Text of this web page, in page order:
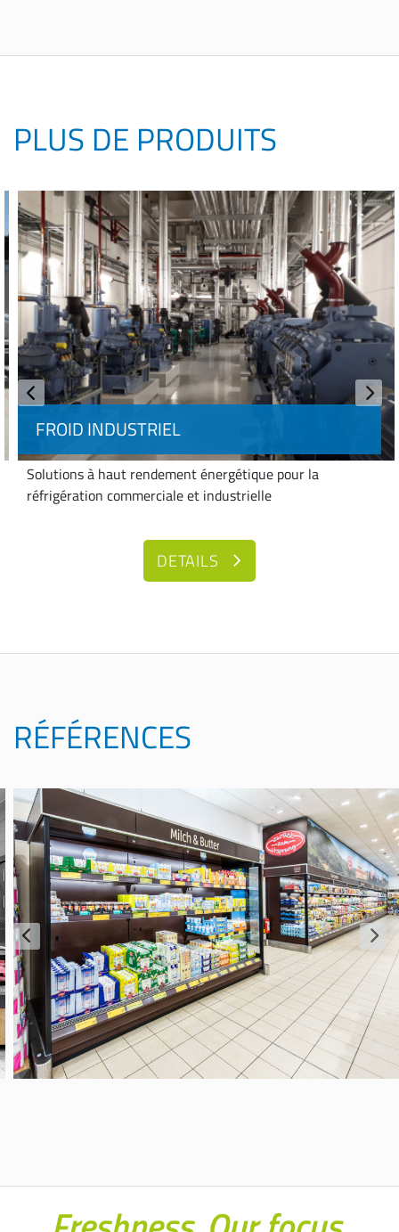
PLUS DE PRODUITS
FROID INDUSTRIEL
Solutions à haut rendement énergétique pour la
réfrigération commerciale et industrielle
DETAILS
RÉFÉRENCES